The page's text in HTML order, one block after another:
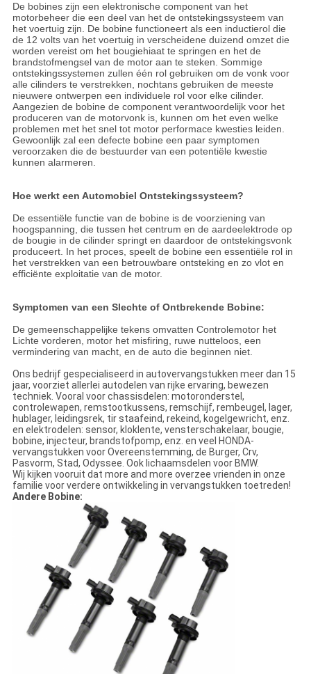
De bobines zijn een elektronische component van het
motorbeheer die een deel van het de ontstekingssysteem van
het voertuig zijn. De bobine functioneert als een inductierol die
de 12 volts van het voertuig in verscheidene duizend omzet die
worden vereist om het bougiehiaat te springen en het de
brandstofmengsel van de motor aan te steken. Sommige
ontstekingssystemen zullen één rol gebruiken om de vonk voor
alle cilinders te verstrekken, nochtans gebruiken de meeste
nieuwere ontwerpen een individuele rol voor elke cilinder.
Aangezien de bobine de component verantwoordelijk voor het
produceren van de motorvonk is, kunnen om het even welke
problemen met het snel tot motor performace kwesties leiden.
Gewoonlijk zal een defecte bobine een paar symptomen
veroorzaken die de bestuurder van een potentiële kwestie
kunnen alarmeren.
Hoe werkt een Automobiel Ontstekingssysteem?
De essentiële functie van de bobine is de voorziening van
hoogspanning, die tussen het centrum en de aardeelektrode op
de bougie in de cilinder springt en daardoor de ontstekingsvonk
produceert. In het proces, speelt de bobine een essentiële rol in
het verstrekken van een betrouwbare ontsteking en zo vlot en
efficiënte exploitatie van de motor.
Symptomen van een Slechte of Ontbrekende Bobine:
De gemeenschappelijke tekens omvatten Controlemotor het
Lichte vorderen, motor het misfiring, ruwe nutteloos, een
vermindering van macht, en de auto die beginnen niet.
Ons bedrijf gespecialiseerd in autovervangstukken meer dan 15
jaar, voorziet allerlei autodelen van rijke ervaring, bewezen
techniek. Vooral voor chassisdelen: motoronderstel,
controlewapen, remstootkussens, remschijf, rembeugel, lager,
hublager, leidingsrek, tir staafeind, rekeind, kogelgewricht, enz.
en elektrodelen: sensor, kloklente, vensterschakelaar, bougie,
bobine, injecteur, brandstofpomp, enz. en veel HONDA-
vervangstukken voor Overeenstemming, de Burger, Crv,
Pasvorm, Stad, Odyssee. Ook lichaamsdelen voor BMW.
Wij kijken vooruit dat more and more overzee vrienden in onze
familie voor verdere ontwikkeling in vervangstukken toetreden!
Andere Bobine: